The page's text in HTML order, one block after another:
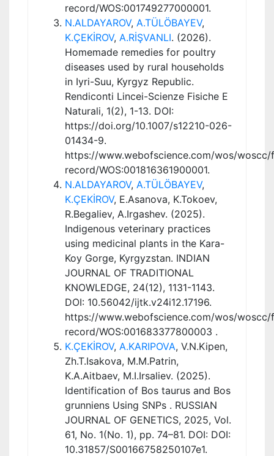
record/WOS:001749277000001.
N.ALDAYAROV, A.TÜLÖBAYEV,
K.ÇEKİROV, A.RİŞVANLI. (2026).
Homemade remedies for poultry
diseases used by rural households
in Iyri-Suu, Kyrgyz Republic.
Rendiconti Lincei-Scienze Fisiche E
Naturali, 1(2), 1-13. DOI:
https://doi.org/10.1007/s12210-026-
01434-9.
https://www.webofscience.com/wos/
record/WOS:001816361900001.
N.ALDAYAROV, A.TÜLÖBAYEV,
K.ÇEKİROV, E.Asanova, K.Tokoev,
R.Begaliev, A.Irgashev. (2025).
Indigenous veterinary practices
using medicinal plants in the Kara-
Koy Gorge, Kyrgyzstan. INDIAN
JOURNAL OF TRADITIONAL
KNOWLEDGE, 24(12), 1131-1143.
DOI: 10.56042/ijtk.v24i12.17196.
https://www.webofscience.com/wos/
record/WOS:001683377800003 .
K.ÇEKİROV, A.KARIPOVA, V.N.Kipen,
Zh.T.Isakova, M.M.Patrin,
K.A.Aitbaev, M.I.Irsaliev. (2025).
Identification of Bos taurus and Bos
grunniens Using SNPs . RUSSIAN
JOURNAL OF GENETICS, 2025, Vol.
61, No. 1(No. 1), pp. 74–81. DOI: DOI:
10.31857/S00166758250107e1.